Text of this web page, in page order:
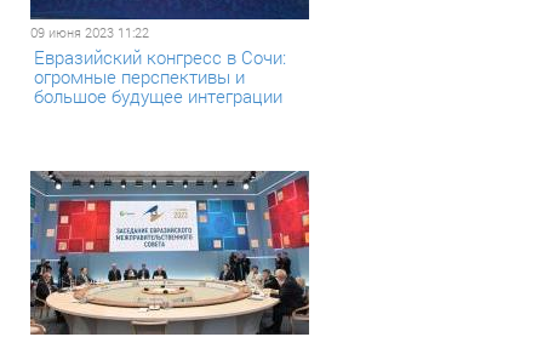
09 июня 2023 11:22
Евразийский конгресс в Сочи:
огромные перспективы и
большое будущее интеграции